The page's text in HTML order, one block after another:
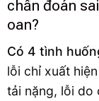
chẩn đoán
oan?
Có 4 tình
lỗi chỉ xuất
tải nặng, lỗi do